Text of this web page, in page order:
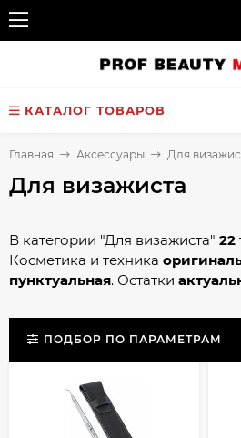
КАТАЛОГ ТОВАРОВ
Главная Аксессуары Для
Для визажиста
В категории "Для визажиста" 22
Косметика и техника
пунктуальная. Остатки
ПОДБОР ПО ПАРАМЕТРАМ